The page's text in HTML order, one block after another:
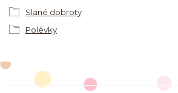
Slané dobroty
Polévky